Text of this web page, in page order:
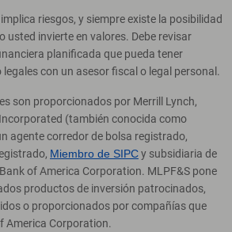
riesgos, y siempre existe la posibilidad
usted invierte en valores. Debe revisar
planificada que pueda tener
con un asesor fiscal o legal personal.
son proporcionados por Merrill Lynch,
(también conocida como
agente corredor de bolsa registrado,
Miembro de SIPCy subsidiaria de
of America Corporation. MLPF&S pone
productos de inversión patrocinados,
o proporcionados por compañías que
America Corporation.